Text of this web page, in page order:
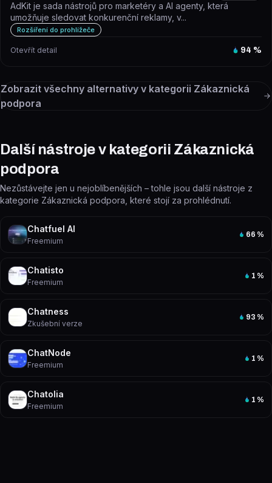
AdKit je sada nástrojů pro marketéry a AI agenty, která
umožňuje sledovat konkurenční reklamy, v...
Rozšíření do prohlížeče
Otevřít detail 94 %
Zobrazit všechny alternativy v kategorii Zákaznická
podpora
Další nástroje v kategorii Zákaznická
podpora
Nezůstávejte jen u nejoblíbenějších – tohle jsou další nástroje z
kategorie Zákaznická podpora, které stojí za prohlédnutí.
Chatfuel AI
Freemium
66 %
Chatisto
Freemium
1 %
Chatness
Zkušební verze
93 %
ChatNode
Freemium
1 %
Chatolia
Freemium
1 %